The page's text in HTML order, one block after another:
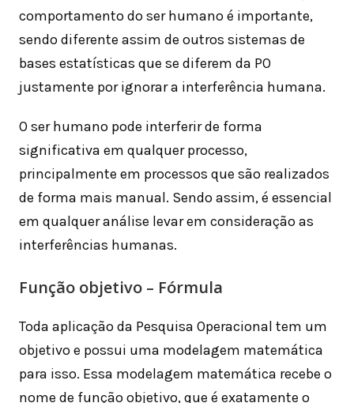
comportamento do ser humano é importante,
sendo diferente assim de outros sistemas de
bases estatísticas que se diferem da PO
justamente por ignorar a interferência humana.
O ser humano pode interferir de forma
significativa em qualquer processo,
principalmente em processos que são realizados
de forma mais manual. Sendo assim, é essencial
em qualquer análise levar em consideração as
interferências humanas.
Função objetivo – Fórmula
Toda aplicação da Pesquisa Operacional tem um
objetivo e possui uma modelagem matemática
para isso. Essa modelagem matemática recebe o
nome de função objetivo, que é exatamente o